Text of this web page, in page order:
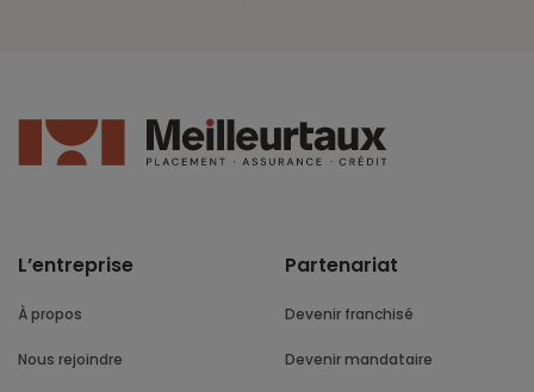
L’entreprise
À propos
Nous rejoindre
Partenariat
Devenir franchisé
Devenir mandataire